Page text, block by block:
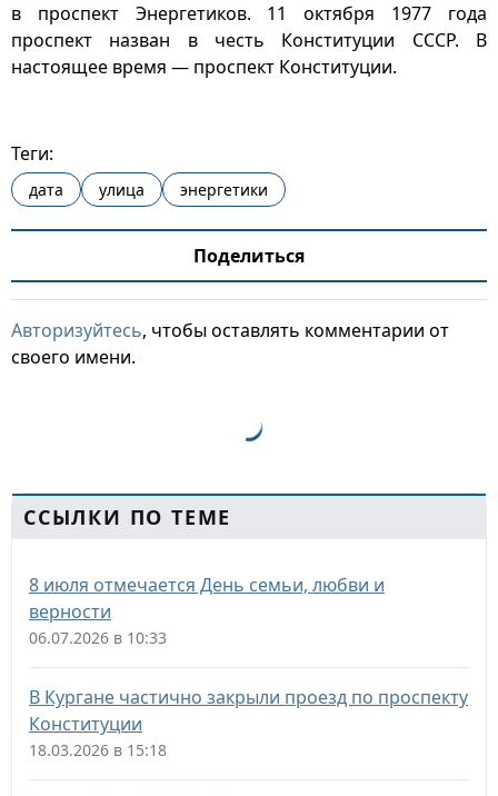
в проспект Энергетиков. 11 октября 1977 года
проспект назван в честь Конституции СССР. В
настоящее время — проспект Конституции.
Теги:
дата улица энергетики
Поделиться
Авторизуйтесь, чтобы оставлять комментарии от
своего имени.
ССЫЛКИ ПО ТЕМЕ
8 июля отмечается День семьи, любви и
верности
06.07.2026 в 10:33
В Кургане частично закрыли проезд по проспекту
Конституции
18.03.2026 в 15:18